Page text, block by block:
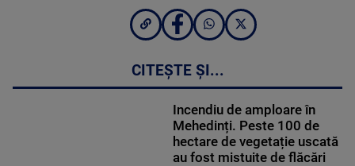
CITEȘTE ȘI...
Incendiu de amploare în
Mehedinți. Peste 100 de
hectare de vegetație uscată
au fost mistuite de flăcări